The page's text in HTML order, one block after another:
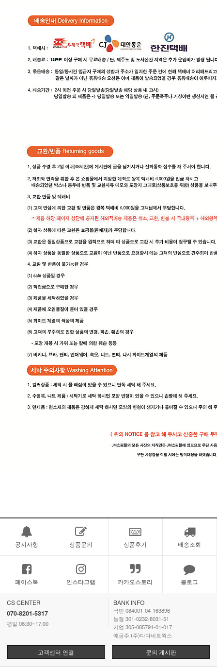
공지사항 상품문의 상품후기 배송조회
페이스북 인스타그램 카카오스토리 블로그
CS CENTER
070-8201-5317
평일 08:30~17:00
고객센터 연결
BANK INFO
국민 084001-04-163896
농협 301-0232-8031-51
기업 305-085791-01-017
예금주:(주)다다네트웍스
문의 게시판